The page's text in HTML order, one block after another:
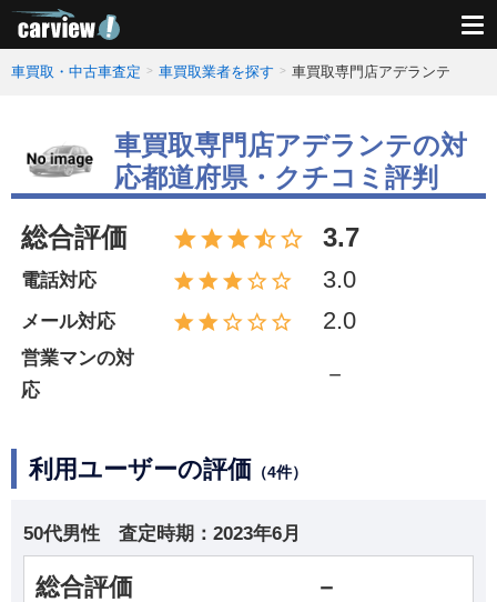
車買取・中古車査定 車買取業者を探す 車買取専門店アデランテ
車買取専門店アデランテの対
応都道府県・クチコミ評判
総合評価 3.7
電話対応 3.0
メール対応 2.0
営業マンの対
応
－
利用ユーザーの評価 （4件）
50代男性 査定時期： 2023年6月
総合評価 －